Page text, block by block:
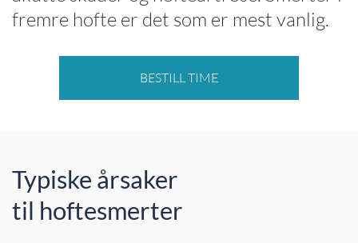
fremre hofte er det som er mest vanlig.
BESTILL TIME
Typiske årsaker
til hoftesmerter